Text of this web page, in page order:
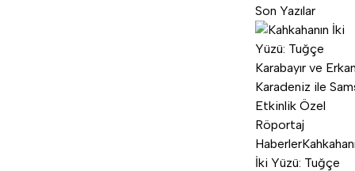
Son Yazılar
Haberler
İki Yüzü: Tuğçe